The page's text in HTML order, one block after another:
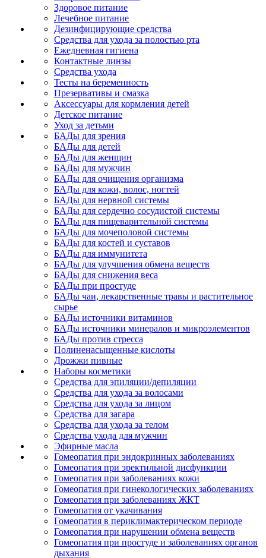
Здоровое питание
Лечебное питание
Дезинфицирующие средства
Средства для ухода за полостью рта
Ежедневная гигиена
Контактные линзы
Средства ухода
Тесты на беременность
Презервативы и смазка
Аксессуары для кормления детей
Детское питание
Уход за детьми
БАДы для зрения
БАДы для детей
БАДы для женщин
БАДы для мужчин
БАДы для очищения организма
БАДы для кожи, волос, ногтей
БАДы для нервной системы
БАДы для сердечно сосудистой системы
БАДы для пищеварительной системы
БАДы для мочеполовой системы
БАДы для костей и суставов
БАДы для иммунитета
БАДы для улучшения обмена веществ
БАДы для снижения веса
БАДы при простуде
БАДы чаи, лекарственные травы и растительное
сырье
БАДы источники витаминов
БАДы источники минералов и микроэлементов
БАДы против стресса
Полиненасыщенные кислоты
Дрожжи пивные
Наборы косметики
Средства для эпиляции/депиляции
Средства для ухода за волосами
Средства для ухода за лицом
Средства для загара
Средства для ухода за телом
Средства ухода для мужчин
Эфирные масла
Гомеопатия при эндокринных заболеваниях
Гомеопатия при эректильной дисфункции
Гомеопатия при заболеваниях кожи
Гомеопатия при гинекологических заболеваниях
Гомеопатия при заболеваниях ЖКТ
Гомеопатия от укачивания
Гомеопатия в периклимактерическом периоде
Гомеопатия при нарушении обмена веществ
Гомеопатия при простуде и заболеваниях органов
дыхания